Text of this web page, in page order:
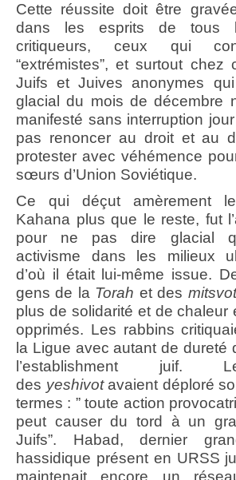
Cette réussite doit être
dans les esprits de tous
critiqueurs, ceux qui
“extrémistes”, et surtout chez
Juifs et Juives anonymes
glacial du mois de décembre
manifesté sans interruption
pas renoncer au droit et au
protester avec véhémence
sœurs d’Union Soviétique.
Ce qui déçut amèrement
Kahana plus que le reste, fut
pour ne pas dire glacial
activisme dans les milieux
d’où il était lui-même issue.
gens de la Torah et des mitsvot
plus de solidarité et de chaleur
opprimés. Les rabbins
la Ligue avec autant de dureté
l’establishment juif.
des yeshivotavaient déploré
termes : ” toute action
peut causer du tord à un
Juifs”. Habad, dernier
hassidique présent en URSS
maintenait encore un